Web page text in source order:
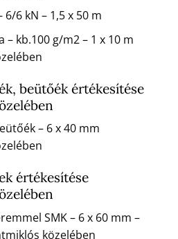
6 kN – 1,5 x 50 m
– kb.100 g/m2 – 1 x 10 m
beütőék értékesítése
– 6 x 40 mm
értékesítése
SMK – 6 x 60 mm –
közelében